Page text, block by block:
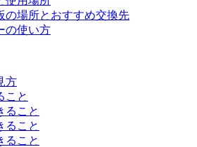
の場所とおすすめ交換先
の使い方
方
こと
ること
ること
ること